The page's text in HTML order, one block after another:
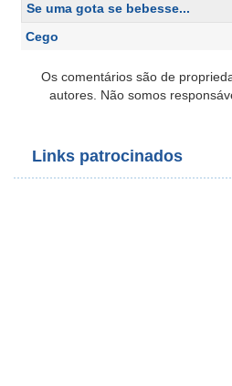
Se uma gota se bebesse...
Cego
Os comentários são de
autores. Não somos
Links patrocinados